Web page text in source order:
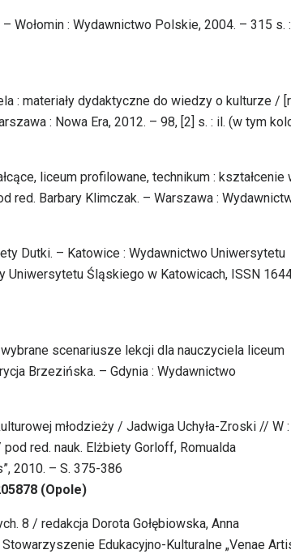
Wołomin : Wydawnictwo Polskie, 2004. – 315 s.
: materiały dydaktyczne do wiedzy o kulturze /
: Nowa Era, 2012. – 98, [2] s. : il. (w tym
liceum profilowane, technikum : kształcenie
Barbary Klimczak. – Warszawa :
Dutki. – Katowice : Wydawnictwo Uniwersytetu
Uniwersytetu Śląskiego w Katowicach, ISSN
scenariusze lekcji dla nauczyciela liceum
Brzezińska. – Gdynia : Wydawnictwo
młodzieży / Jadwiga Uchyła-Zroski // W :
red. nauk. Elżbiety Gorloff, Romualda
2010. – S. 375-386
(Opole)
8 / redakcja Dorota Gołębiowska, Anna
Edukacyjno-Kulturalne „Venae